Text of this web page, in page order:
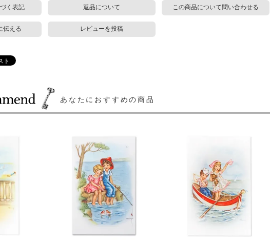
く表記 返品について この商品について問い合わせる
伝える レビューを投稿
あなたにおすすめの商品